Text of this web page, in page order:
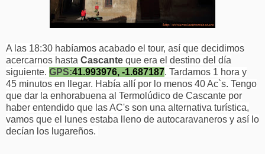
A las 18:30 habíamos acabado el tour, así que decidimos
acercarnos hasta Cascante que era el destino del día
siguiente. GPS:41.993976, -1.687187. Tardamos 1 hora y
45 minutos en llegar. Había allí por lo menos 40 Ac`s. Tengo
que dar la enhorabuena al Termolúdico de Cascante por
haber entendido que las AC's son una alternativa turística,
vamos que el lunes estaba lleno de autocaravaneros y así lo
decían los lugareños.